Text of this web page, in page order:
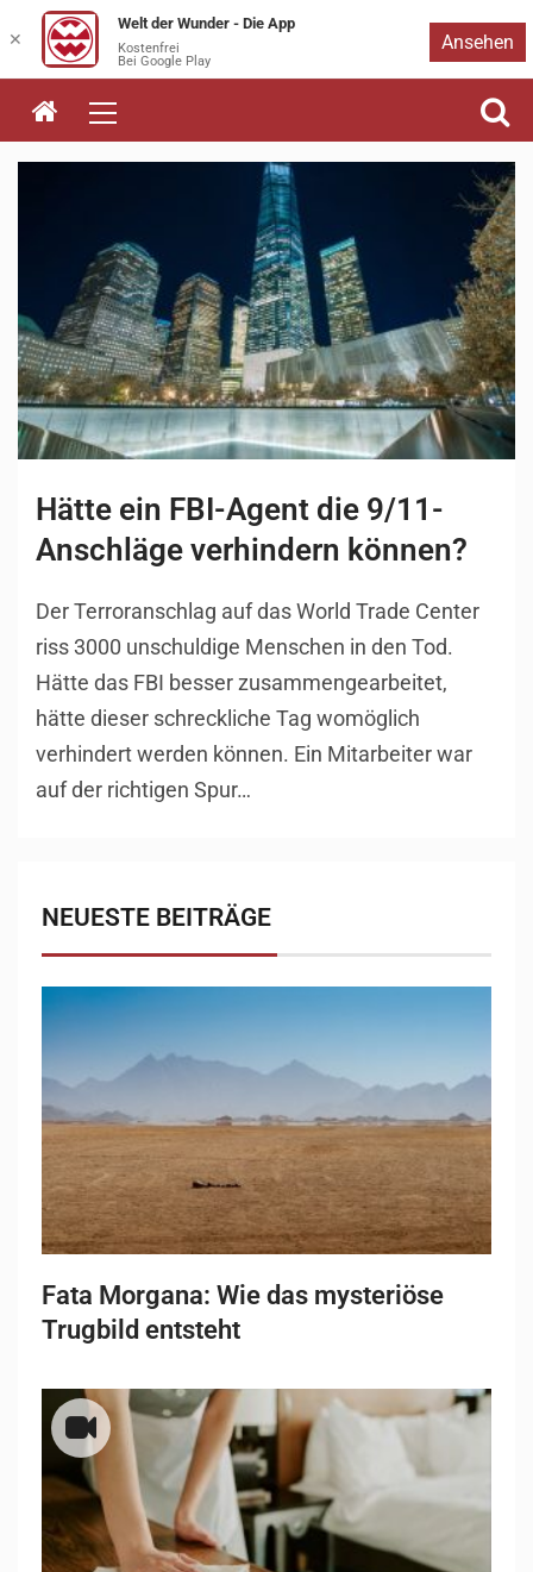
Zum
Inhalt
springen
Hätte ein FBI-Agent die 9/11-
Anschläge verhindern können?
Der Terroranschlag auf das World Trade Center
riss 3000 unschuldige Menschen in den Tod.
Hätte das FBI besser zusammengearbeitet,
hätte dieser schreckliche Tag womöglich
verhindert werden können. Ein Mitarbeiter war
auf der richtigen Spur…
NEUESTE BEITRÄGE
Fata Morgana: Wie das mysteriöse
Trugbild entsteht
✕
Welt der Wunder - Die App
Kostenfrei
Bei Google Play
Ansehen